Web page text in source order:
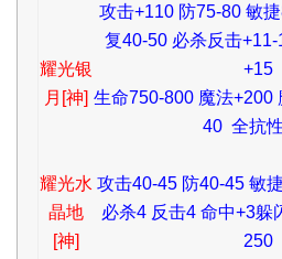
耀光银
月[神]
攻击+110 防75-80 敏
复40-50 必杀反击
+15
生命750-800 魔法+200
40 全抗
耀光水
晶地
[神]
攻击40-45 防40-45 敏
必杀4 反击4 命中+3躲
250